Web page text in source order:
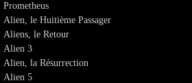
Prometheus
Alien, le Huitième Passager
Aliens, le Retour
Alien 3
Alien, la Résurrection
Alien 5